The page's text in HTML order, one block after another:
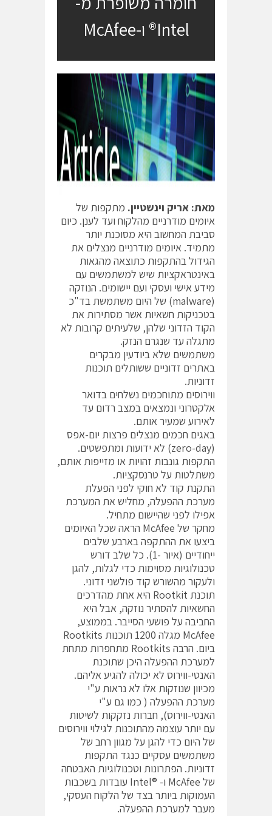
Intel® ו-McAfee
מאת: אריק וינשטיין. מתקפות של
איומים מודרניים מהלקוח ועד לענן. כיום
סביבת המחשוב היא מסוכנת יותר
מתמיד. איומים מודרניים מנצלים את
הגידול בהתקפות כתוצאה מהגאות
באינטראקציות שיש למשתמשים עם
מידע אישי ועסקי ועם יישומים. הנוזקה
(malware) של היום משתמשת בד"כ
בטכניקות חשאיות אשר מסתירות את
הקוד הזדוני שלהן, שלעיתים קרובות לא
מתגלה עד שנגרם הנזק.
משתמשים שלא ביודעין מבקרים
באתרים זדוניים ששותלים תוכנות
זדוניות.
ווירוסים מתוחכמים נשלחים בדואר
אלקטרוני ונמצאים במצב רדום עד
לאירוע שמעיר אותם.
באגים חכמים מנצלים פרצות יום-אפס
(zero-day) לא ידועות ומתפשטים.
התקפות גונבות זהויות או מזייפות אותם,
משתלטות על טרנסקציות.
התקנת קוד לא חוקי לפני הפעלת
מערכת ההפעלה, מחליש את המערכת
אפילו לפני שהיישום מתחיל.
מחקר של McAfee הראה שכל האיומים
ביצעו את ההתקפה בארבע שלבים
ייחודיים (איור -1). כל שלב דורש
טכנולוגיות מסוימות כדי לגלות, להגן
ולעקור מהשורש קוד פולשני זדוני.
תוכנת Rootkit היא אחת מהדרכים
החשאיות להסתיר נוזקה, אבל היא
החביבה על פושעי הסייבר. בממוצע,
McAfee מגלה 1200 תוכנות Rootkits
ביום. הרבה Rootkits מתחפרות מתחת
למערכת ההפעלה היכן שתוכנת
האנטי-ווירוס לא יכולה להגיע אליהם.
מכיוון שנוזקות אלו לא נראות ע"י
מערכת ההפעלה ( כמו גם ע"י
האנטי-ווירוס), חברות נזקקות לשיטות
עם יותר עוצמה מהתוכנות לגילוי ווירוסים
של היום כדי להגן על מגוון רחב של
משתמשים עסקיים כנגד התקפות
זדוניות. הפתרונות וטכנולוגיות האבטחה
של McAfee ו- ®Intel עובדות בשכבות
העמוקות ביותר בצד של הלקוח העסקי,
מעבר למערכת ההפעלה.